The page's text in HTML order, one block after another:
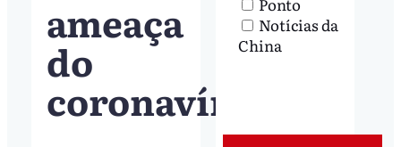
ameaça
do
coronavírus
Notícias da
China